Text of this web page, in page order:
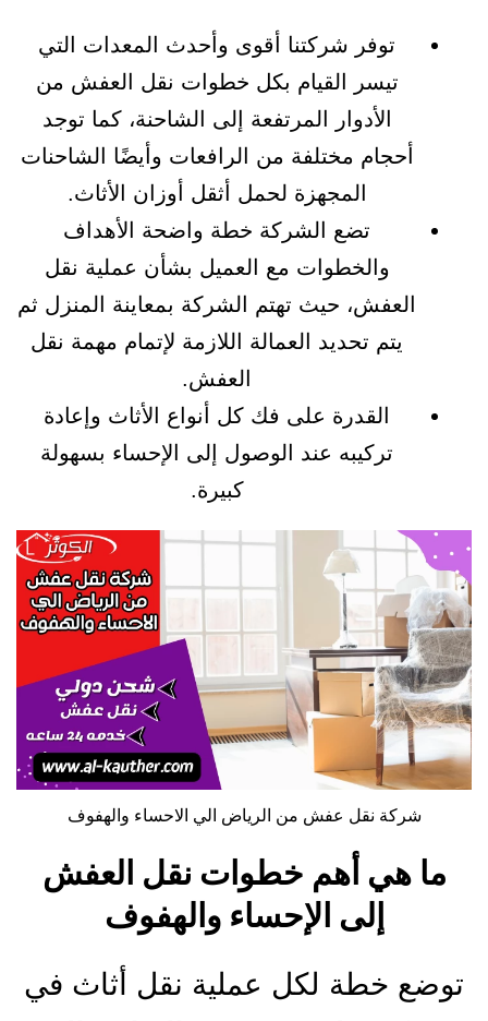
توفر شركتنا أقوى وأحدث المعدات التي
تيسر القيام بكل خطوات نقل العفش من
الأدوار المرتفعة إلى الشاحنة، كما توجد
أحجام مختلفة من الرافعات وأيضًا الشاحنات
المجهزة لحمل أثقل أوزان الأثاث.
تضع الشركة خطة واضحة الأهداف
والخطوات مع العميل بشأن عملية نقل
العفش، حيث تهتم الشركة بمعاينة المنزل ثم
يتم تحديد العمالة اللازمة لإتمام مهمة نقل
العفش.
القدرة على فك كل أنواع الأثاث وإعادة
تركيبه عند الوصول إلى الإحساء بسهولة
كبيرة.
شركة نقل عفش من الرياض الي الاحساء والهفوف
ما هي أهم خطوات نقل العفش
إلى الإحساء والهفوف
توضع خطة لكل عملية نقل أثاث في